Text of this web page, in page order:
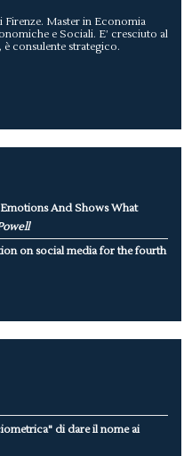
Firenze. Master in Economia
e Sociali. E’ cresciuto al
consulente strategico.
And Shows What
on social media for the fourth
di dare il nome ai